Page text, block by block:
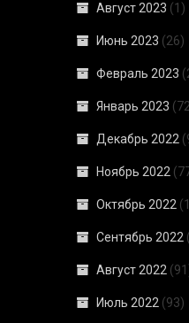
Август 2023 (1)
Июнь 2023 (26)
Февраль 2023
Январь 2023
Декабрь 2022
Ноябрь 2022
Октябрь 2022
Сентябрь 2022
Август 2022
Июль 2022 (93)